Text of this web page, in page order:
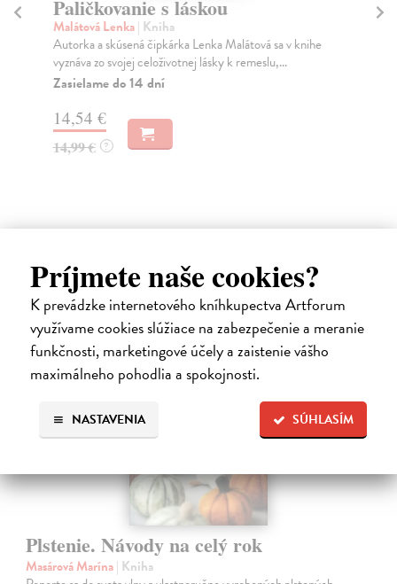
Príjmete naše cookies?
K prevádzke internetového kníhkupectva Artforum
využívame cookies slúžiace na zabezpečenie a meranie
funkčnosti, marketingové účely a zaistenie vášho
maximálneho pohodlia a spokojnosti.
SÚHLASÍM
NASTAVENIA
Paličkovanie s láskou
Malátová Lenka| Kniha
Autorka a skúsená čipkárka Lenka Malátová sa v knihe
vyznáva zo svojej celoživotnej lásky k remeslu,...
Zasielame do 14 dní
14,54 €
14,99 € ?
Ďalšie z kategórie hobby
na sklade
Plstenie. Návody na celý rok
Masárová Marína| Kniha